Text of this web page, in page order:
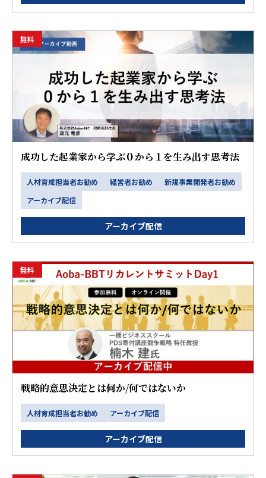
無料
成功した起業家から学ぶ０から１を生み出す思考法
人材育成担当者お勧め 経営者お勧め
新規事業開発者お勧め
アーカイブ配信
アーカイブ配信
無料
戦略的意思決定とは何か/何ではないか
人材育成担当者お勧め アーカイブ配信
アーカイブ配信